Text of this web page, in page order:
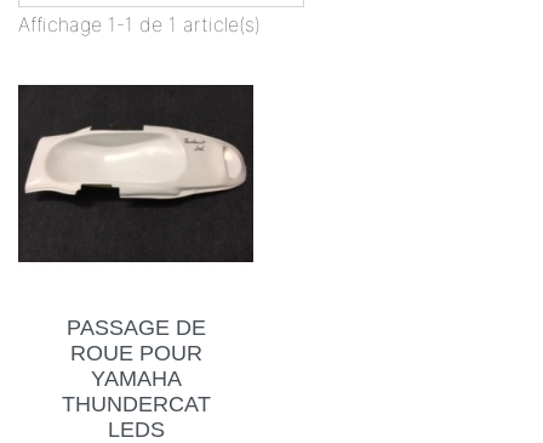
Affichage 1-1 de 1 article(s)
PASSAGE DE
ROUE POUR
YAMAHA
THUNDERCAT
LEDS